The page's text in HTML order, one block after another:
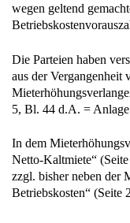
wegen geltend
Die Parteien haben
aus der Vergangenheit
5, Bl. 44 d.A. =
In dem
Netto-Kaltmiete“
zzgl. bisher neben der
Betriebskosten“ (Seite